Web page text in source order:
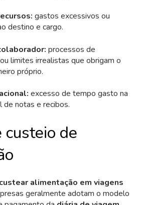
gastos excessivos ou
destino e cargo.
processos de
limites irrealistas que obrigam o
próprio.
excesso de tempo gasto na
de notas e recibos.
custeio de
custear alimentação em viagens
geralmente adotam o modelo